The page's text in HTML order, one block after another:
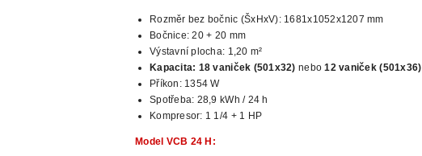
Rozměr bez bočnic (ŠxHxV): 1681x1052x1207 mm
Bočnice: 20 + 20 mm
Výstavní plocha: 1,20 m²
Kapacita: 18 vaniček (501x32)nebo12 vaniček (501x36)
Příkon: 1354 W
Spotřeba: 28,9 kWh / 24 h
Kompresor: 1 1/4 + 1 HP
Model VCB 24 H: